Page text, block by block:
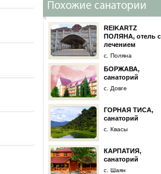
Похожие санатории
REIKARTZ
ПОЛЯНА, отель с
лечением
с. Поляна
БОРЖАВА,
санаторий
с. Довге
ГОРНАЯ ТИСА,
санаторий
с. Квасы
КАРПАТИЯ,
санаторий
с. Шаян